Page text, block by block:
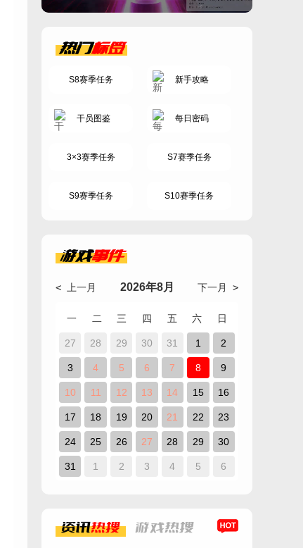
热门标签
S8赛季任务 新手攻略
干员图鉴 每日密码
3×3赛季任务 S7赛季任务
S9赛季任务 S10赛季任务
游戏事件
< 上一月 2026年8月 下一月 >
一 二 三 四 五 六 日
27 28 29 30 31 1 2
3 4 5 6 7 8 9
10 11 12 13 14 15 16
17 18 19 20 21 22 23
24 25 26 27 28 29 30
31 1 2 3 4 5 6
资讯热搜 游戏热搜